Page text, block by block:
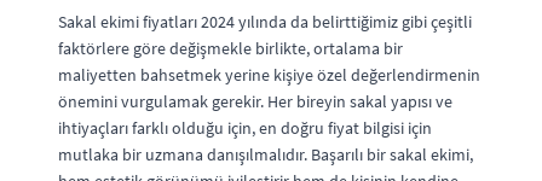
Sakal ekimi fiyatları 2024 yılında da belirttiğimiz gibi çeşitli
faktörlere göre değişmekle birlikte, ortalama bir
maliyetten bahsetmek yerine kişiye özel değerlendirmenin
önemini vurgulamak gerekir. Her bireyin sakal yapısı ve
ihtiyaçları farklı olduğu için, en doğru fiyat bilgisi için
mutlaka bir uzmana danışılmalıdır. Başarılı bir sakal ekimi,